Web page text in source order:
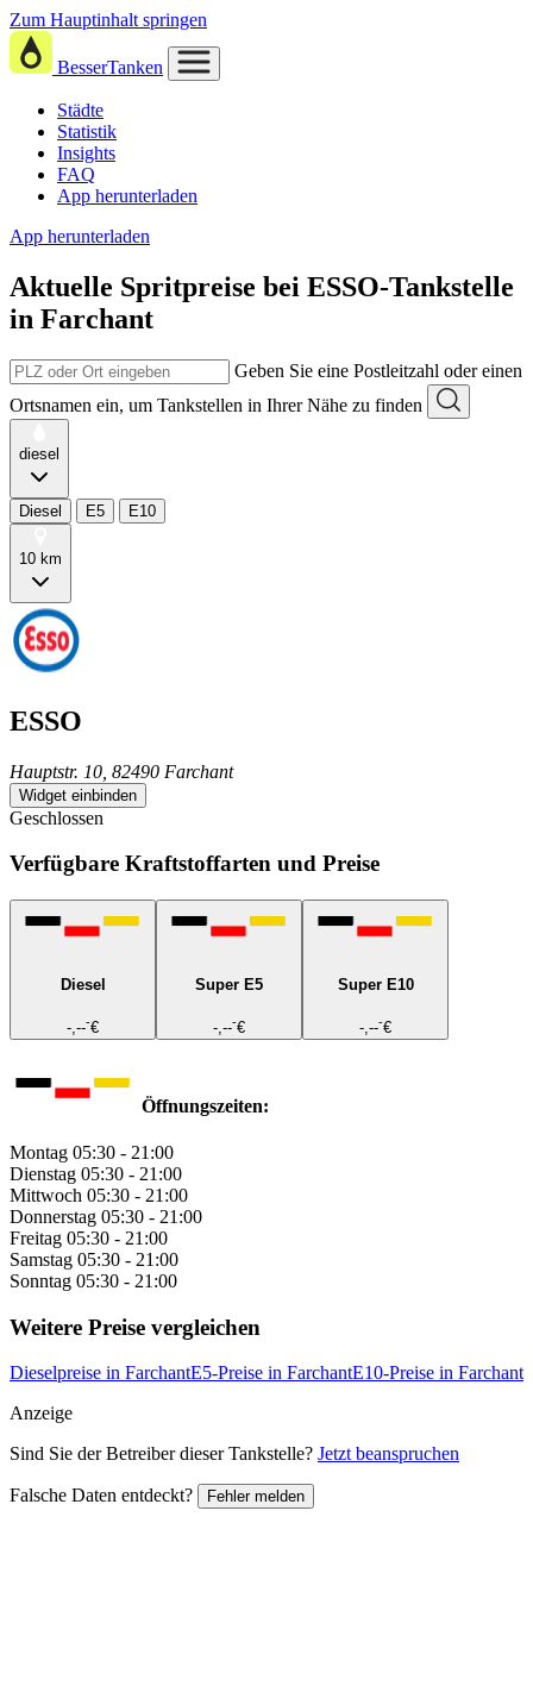
Zum Hauptinhalt springen
BesserTanken
Städte
Statistik
Insights
FAQ
App herunterladen
App herunterladen
Aktuelle Spritpreise bei ESSO-Tankstelle
in Farchant
Geben Sie eine Postleitzahl oder einen
Ortsnamen ein, um Tankstellen in Ihrer Nähe zu finden
diesel
Diesel E5 E10
10 km
ESSO
Hauptstr. 10, 82490 Farchant
Widget einbinden
Geschlossen
Verfügbare Kraftstoffarten und Preise
Diesel
-,---€
Super E5
-,---€
Super E10
-,---€
Öffnungszeiten:
Montag 05:30 - 21:00
Dienstag 05:30 - 21:00
Mittwoch 05:30 - 21:00
Donnerstag 05:30 - 21:00
Freitag 05:30 - 21:00
Samstag 05:30 - 21:00
Sonntag 05:30 - 21:00
Weitere Preise vergleichen
Dieselpreise in FarchantE5-Preise in FarchantE10-Preise in Farchant
Anzeige
Sind Sie der Betreiber dieser Tankstelle? Jetzt beanspruchen
Falsche Daten entdeckt? Fehler melden